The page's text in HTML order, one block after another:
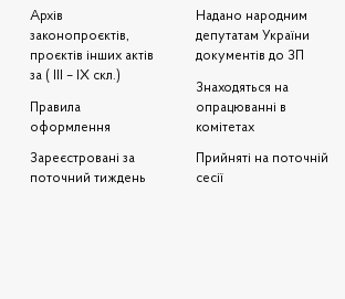
Архів
законопроєктів,
проєктів інших актів
за ( III – IX скл.)
Правила
оформлення
Зареєстровані за
поточний тиждень
Надано народним
депутатам України
документів до ЗП
Знаходяться на
опрацюванні в
комітетах
Прийняті на поточній
сесії